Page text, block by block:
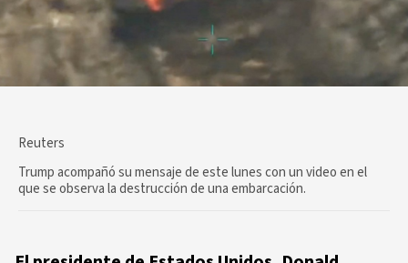
Reuters
Trump acompañó su mensaje de este lunes con un video en el
que se observa la destrucción de una embarcación.